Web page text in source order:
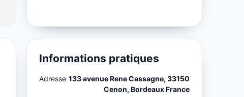
Informations pratiques
Adresse 133 avenue Rene Cassagne, 33150
Cenon, Bordeaux France